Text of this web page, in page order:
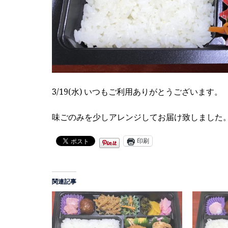
3/19(水) いつもご利用ありがとうございます。
味ごのみを少しアレンジしてお届け致しました
印刷
関連記事